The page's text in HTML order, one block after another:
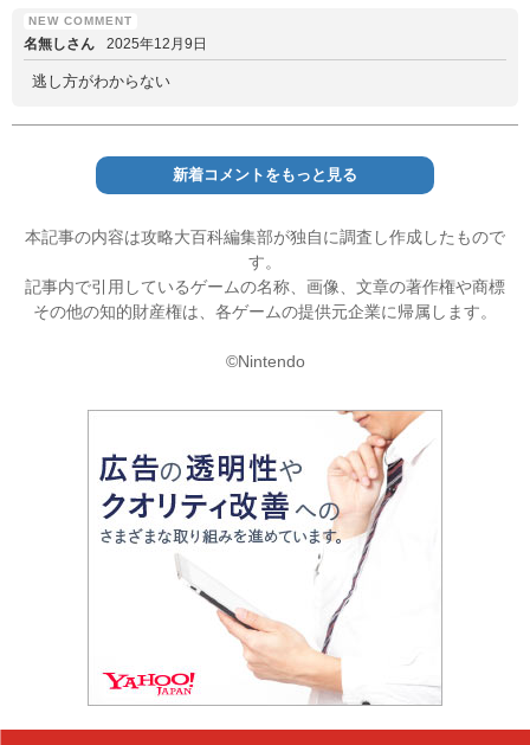
名無しさん 2025年12月9日
逃し方がわからない
新着コメントをもっと見る
本記事の内容は攻略大百科編集部が独自に調査し作成したもので
す。
記事内で引用しているゲームの名称、画像、文章の著作権や商標
その他の知的財産権は、各ゲームの提供元企業に帰属します。
©Nintendo